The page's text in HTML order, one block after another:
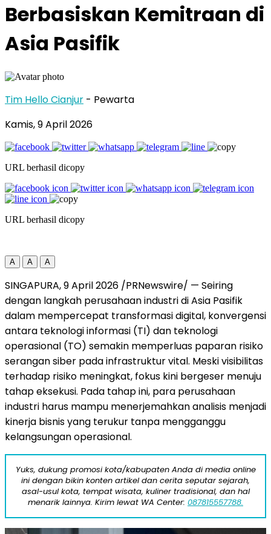
Berbasiskan Kemitraan di
Asia Pasifik
Tim Hello Cianjur - Pewarta
Kamis, 9 April 2026
URL berhasil dicopy
URL berhasil dicopy
A A A
SINGAPURA, 9 April 2026 /PRNewswire/ — Seiring
dengan langkah perusahaan industri di Asia Pasifik
dalam mempercepat transformasi digital, konvergensi
antara teknologi informasi (TI) dan teknologi
operasional (TO) semakin memperluas paparan risiko
serangan siber pada infrastruktur vital. Meski visibilitas
terhadap risiko meningkat, fokus kini bergeser menuju
tahap eksekusi. Pada tahap ini, para perusahaan
industri harus mampu menerjemahkan analisis menjadi
kinerja bisnis yang terukur tanpa mengganggu
kelangsungan operasional.
Yuks, dukung promosi kota/kabupaten Anda di media online
ini dengan bikin konten artikel dan cerita seputar sejarah,
asal-usul kota, tempat wisata, kuliner tradisional, dan hal
menarik lainnya. Kirim lewat WA Center: 087815557788.